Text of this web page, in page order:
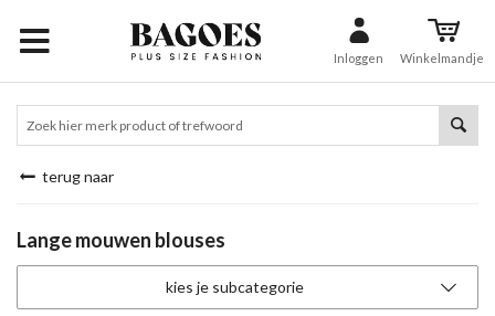
Inloggen Winkelmandje
terug naar
Lange mouwen blouses
kies je subcategorie